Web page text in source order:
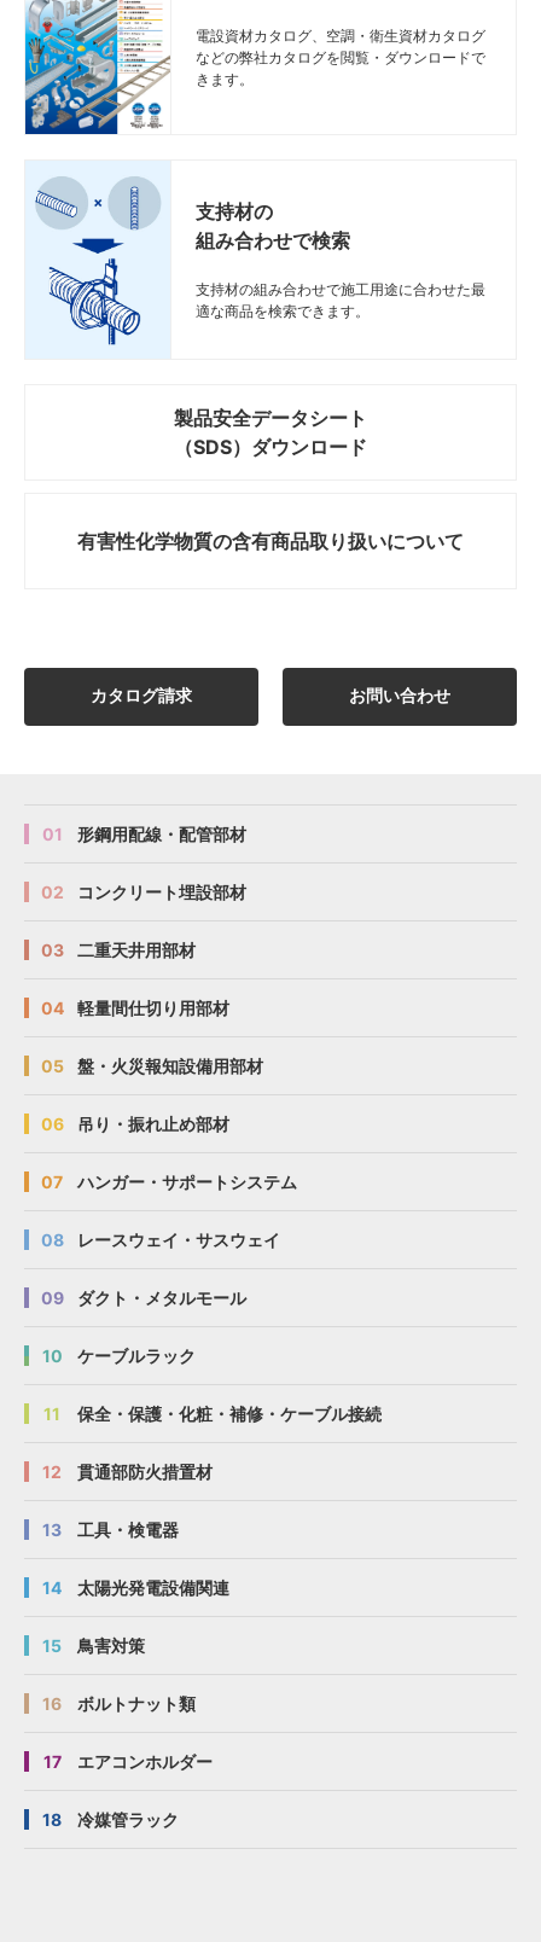
電設資材カタログ、空調・衛生資材カタログ
などの弊社カタログを閲覧・ダウンロードで
きます。
支持材の
組み合わせで検索
支持材の組み合わせで施工用途に合わせた最
適な商品を検索できます。
製品安全データシート
（SDS）ダウンロード
有害性化学物質の含有商品取り扱いについて
カタログ請求 お問い合わせ
01 形鋼用配線・配管部材
02 コンクリート埋設部材
03 二重天井用部材
04 軽量間仕切り用部材
05 盤・火災報知設備用部材
06 吊り・振れ止め部材
07 ハンガー・サポートシステム
08 レースウェイ・サスウェイ
09 ダクト・メタルモール
10 ケーブルラック
11 保全・保護・化粧・補修・ケーブル接続
12 貫通部防火措置材
13 工具・検電器
14 太陽光発電設備関連
15 鳥害対策
16 ボルトナット類
17 エアコンホルダー
18 冷媒管ラック